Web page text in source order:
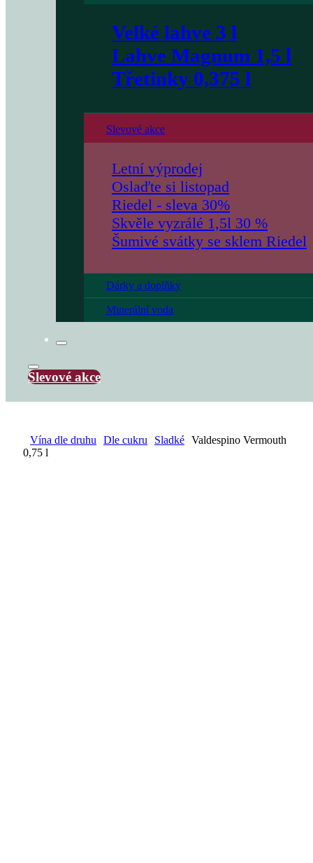
Velké lahve 3 l
Lahve Magnum 1,5 l
Třetinky 0,375 l
Slevové akce
Letní výprodej
Oslaďte si listopad
Riedel - sleva 30%
Skvěle vyzrálé 1,5l 30 %
Šumivé svátky se sklem Riedel
Dárky a doplňky
Minerální voda
Slevové akce
Vína dle druhu Dle cukru Sladké Valdespino Vermouth
0,75 l